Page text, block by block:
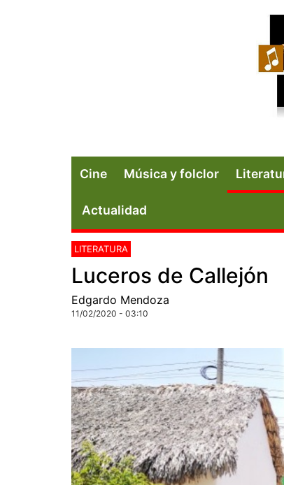
Cine Música y folclor
Actualidad
LITERATURA
Luceros de Callejón
Edgardo Mendoza
11/02/2020 - 03:10